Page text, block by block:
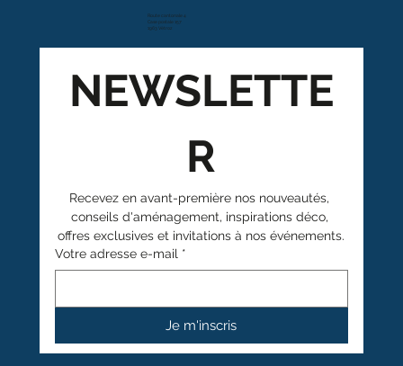
Route cantonale 4
Case postale 157
1963 Vétroz
NEWSLETTE
R
Recevez en avant-première nos nouveautés,
conseils d'aménagement, inspirations déco,
offres exclusives et invitations à nos événements.
Votre adresse e-mail *
Je m'inscris